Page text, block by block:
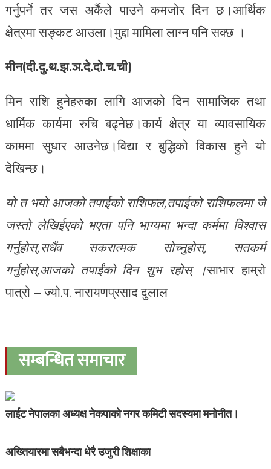
गर्नुपर्ने तर जस अर्कैले पाउने कमजोर दिन छ।आर्थिक
क्षेत्रमा सङ्कट आउला।मुद्दा मामिला लाग्न पनि सक्छ ।
मीन(दी.दु.थ.झ.ञ.दे.दो.च.ची)
मिन राशि हुनेहरुका लागि आजको दिन सामाजिक तथा
धार्मिक कार्यमा रुचि बढ्नेछ।कार्य क्षेत्र या व्यावसायिक
काममा सुधार आउनेछ।विद्या र बुद्धिको विकास हुने यो
देखिन्छ।
यो त भयो आजको तपाईको राशिफल,तपाईको राशिफलमा जे
जस्तो लेखिईएको भएता पनि भाग्यमा भन्दा कर्ममा विश्वास
गर्नुहोस्,सधैंव सकरात्मक सोच्नुहोस्, सतकर्म
गर्नुहोस्,आजको तपाईंको दिन शुभ रहोस् ।साभार हाम्रो
पात्रो – ज्यो.प. नारायणप्रसाद दुलाल
सम्बन्धित समाचार
लाईट नेपालका अध्यक्ष नेकपाको नगर कमिटी सदस्यमा मनोनीत।
अख्तियारमा सबैभन्दा धेरै उजुरी शिक्षाका